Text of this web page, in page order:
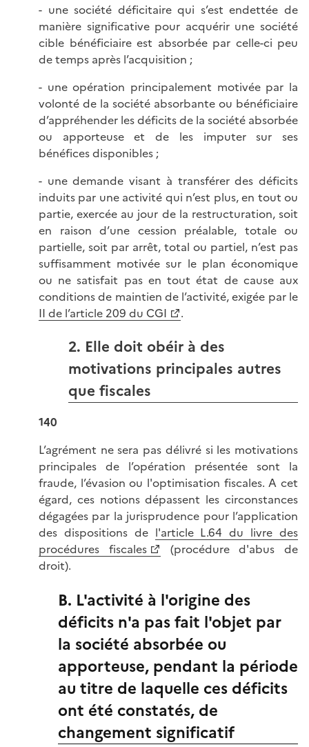
- une société déficitaire qui s’est endettée de
manière significative pour acquérir une société
cible bénéficiaire est absorbée par celle-ci peu
de temps après l’acquisition ;
- une opération principalement motivée par la
volonté de la société absorbante ou bénéficiaire
d’appréhender les déficits de la société absorbée
ou apporteuse et de les imputer sur ses
bénéfices disponibles ;
- une demande visant à transférer des déficits
induits par une activité qui n’est plus, en tout ou
partie, exercée au jour de la restructuration, soit
en raison d’une cession préalable, totale ou
partielle, soit par arrêt, total ou partiel, n’est pas
suffisamment motivée sur le plan économique
ou ne satisfait pas en tout état de cause aux
conditions de maintien de l’activité, exigée par le
II de l’article 209 du CGI
.
2. Elle doit obéir à des
motivations principales autres
que fiscales
140
L’agrément ne sera pas délivré si les motivations
principales de l’opération présentée sont la
fraude, l’évasion ou l'optimisation fiscales. A cet
égard, ces notions dépassent les circonstances
dégagées par la jurisprudence pour l’application
des dispositions de l'article L.64 du livre des
procédures fiscales
(procédure d'abus de
droit).
B. L'activité à l'origine des
déficits n'a pas fait l'objet par
la société absorbée ou
apporteuse, pendant la période
au titre de laquelle ces déficits
ont été constatés, de
changement significatif